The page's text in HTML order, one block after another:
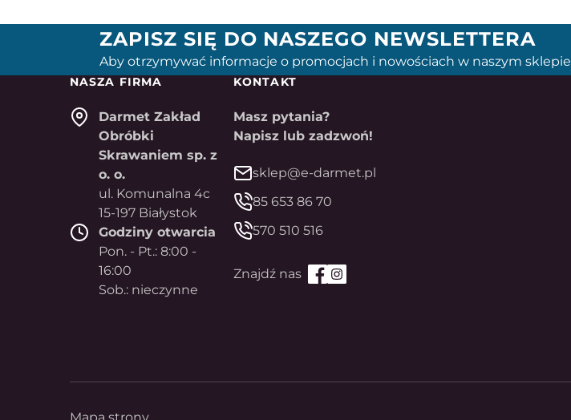
ZAPISZ SIĘ DO NASZEGO NEWSLETTERA
Aby otrzymywać informacje o promocjach i nowościach w naszym sklepie
NASZA FIRMA
Darmet Zakład
Obróbki
Skrawaniem sp. z
o. o.
ul. Komunalna 4c
15-197 Białystok
Godziny otwarcia
Pon. - Pt.: 8:00 -
16:00
Sob.: nieczynne
KONTAKT
Masz pytania?
Napisz lub zadzwoń!
sklep@e-darmet.pl
85 653 86 70
570 510 516